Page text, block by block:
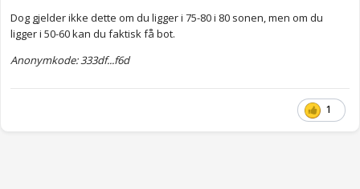
Dog gjelder ikke dette om du ligger i 75-80 i 80 sonen, men om du
ligger i 50-60 kan du faktisk få bot.
Anonymkode: 333df...f6d
1